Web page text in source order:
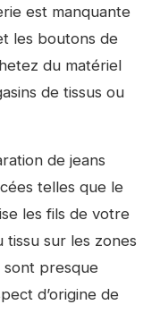
est manquante
les boutons de
du matériel
de tissus ou
de jeans
telles que le
les fils de votre
tissu sur les zones
sont presque
d’origine de